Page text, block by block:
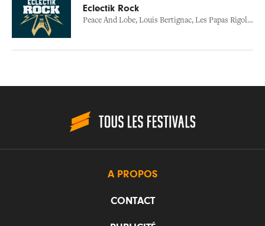
Eclectik Rock
Peace And Lobe, Louis Bertignac, Les Papas Rigolos
A PROPOS
CONTACT